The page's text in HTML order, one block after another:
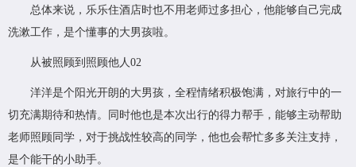
总体来说，乐乐住酒店时也不用老师过多担心，他能够自己完成
洗漱工作，是个懂事的大男孩啦。
从被照顾到照顾他人02
洋洋是个阳光开朗的大男孩，全程情绪积极饱满，对旅行中的一
切充满期待和热情。同时他也是本次出行的得力帮手，能够主动帮助
老师照顾同学，对于挑战性较高的同学，他也会帮忙多多关注支持，
是个能干的小助手。